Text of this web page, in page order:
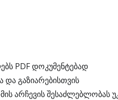
PDF დოკუმენტებად
და გაზიარებისთვის
არჩევის შესაძლებლობას